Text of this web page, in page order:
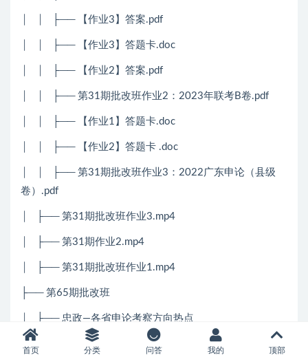
│ │ ├── 【作业3】答案.pdf
│ │ ├── 【作业3】答题卡.doc
│ │ ├── 【作业2】答案.pdf
│ │ ├── 第31期批改班作业2：2023年联考B卷.pdf
│ │ ├── 【作业1】答题卡.doc
│ │ ├── 【作业2】答题卡 .doc
│ │ ├── 第31期批改班作业3：2022广东申论（县级
卷）.pdf
│ ├── 第31期批改班作业3.mp4
│ ├── 第31期作业2.mp4
│ ├── 第31期批改班作业1.mp4
├── 第65期批改班
│ ├── 忠政—各省申论考察方向热点
│ │ ├── 一、习近平总书记考察调研路线.pdf
首页 分类 问答 我的 顶部